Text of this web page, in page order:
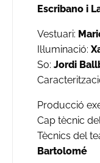
Escribano i
Vestuari:
Il·luminació:
So: Jordi
Producció
Cap tècnic
Tècnics del
Bartolomé